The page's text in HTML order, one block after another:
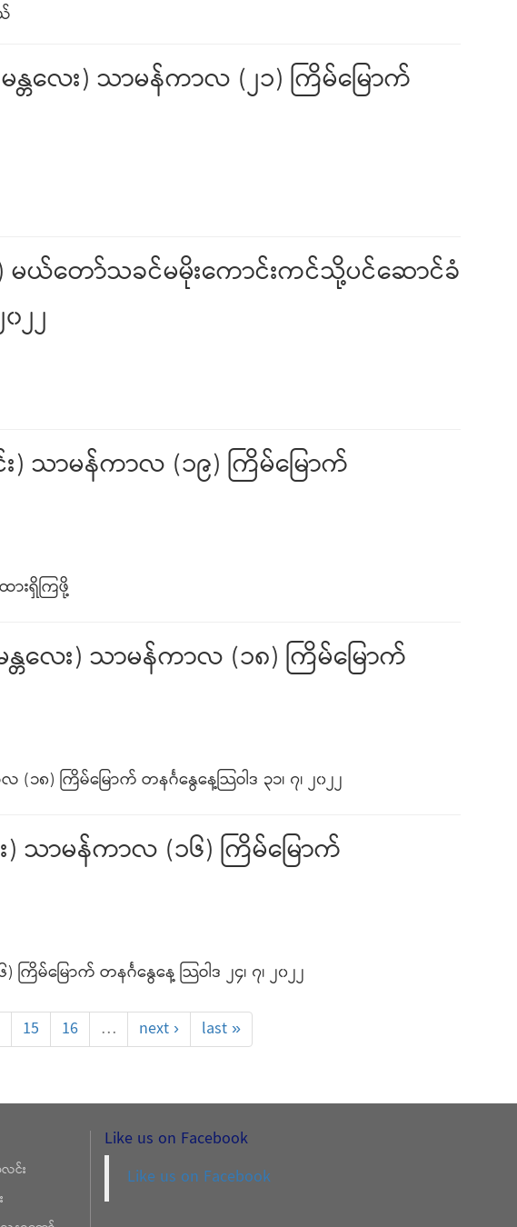
န္တလေး) သာမန်ကာလ (၂၁) ကြိမ်မြောက်
း) မယ်တော်သခင်မမိုးကောင်းကင်သို့ပင်ဆောင်ခံ
၂၂
) သာမန်ကာလ (၁၉) ကြိမ်မြောက်
ားရှိကြဖို့
တလေး) သာမန်ကာလ (၁၈) ကြိမ်မြောက်
၈) ကြိမ်မြောက် တနင်္ဂနွေနေ့သြဝါဒ ၃၁၊ ၇၊ ၂၀၂၂
) သာမန်ကာလ (၁၆) ကြိမ်မြောက်
မ်မြောက် တနင်္ဂနွေနေ့ သြဝါဒ ၂၄၊ ၇၊ ၂၀၂၂
15 16 … next › last »
င်း
Like us on Facebook
Like us on Facebook